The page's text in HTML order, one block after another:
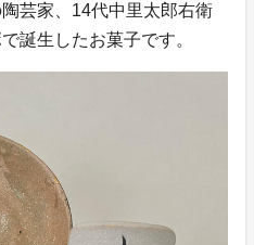
芸家、14代中里太郎右衛
誕生したお菓子です。